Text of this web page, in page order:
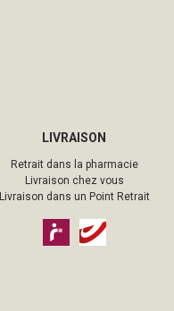
LIVRAISON
Retrait dans la pharmacie
Livraison chez vous
Livraison dans un Point Retrait